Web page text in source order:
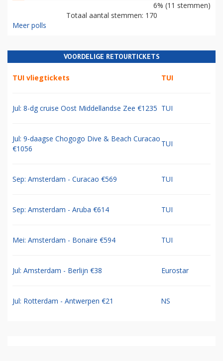
6% (11 stemmen)
Totaal aantal stemmen: 170
Meer polls
VOORDELIGE RETOURTICKETS
TUI vliegtickets TUI
Jul: 8-dg cruise Oost Middellandse Zee €1235 TUI
Jul: 9-daagse Chogogo Dive & Beach Curacao
€1056
TUI
Sep: Amsterdam - Curacao €569 TUI
Sep: Amsterdam - Aruba €614 TUI
Mei: Amsterdam - Bonaire €594 TUI
Jul: Amsterdam - Berlijn €38 Eurostar
Jul: Rotterdam - Antwerpen €21 NS